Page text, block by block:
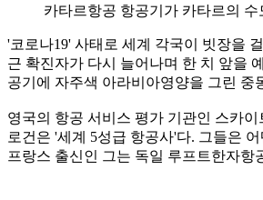
카타르항공 항공기가 카타르의
'코로나19' 사태로 세계 각국이 빗장을
근 확진자가 다시 늘어나며 한 치 앞을
공기에 자주색 아라비아영양을 그린 중
영국의 항공 서비스 평가 기관인 스카
로건은 '세계 5성급 항공사'다. 그들은
프랑스 출신인 그는 독일 루프트한자